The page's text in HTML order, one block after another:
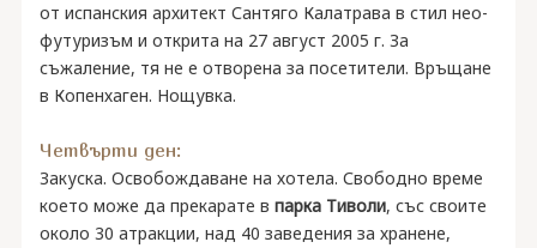
от испанския архитект Сантяго Калатрава в стил нео-
футуризъм и открита на 27 август 2005 г. За
съжаление, тя не е отворена за посетители. Връщане
в Копенхаген. Нощувка.
Четвърти ден:
Закуска. Освобождаване на хотела. Свободно време
което може да прекарате в парка Тиволи, със своите
около 30 атракции, над 40 заведения за хранене,